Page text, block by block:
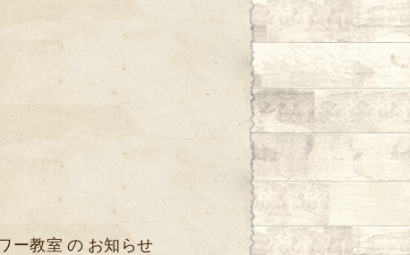
ー教室 の お知らせ